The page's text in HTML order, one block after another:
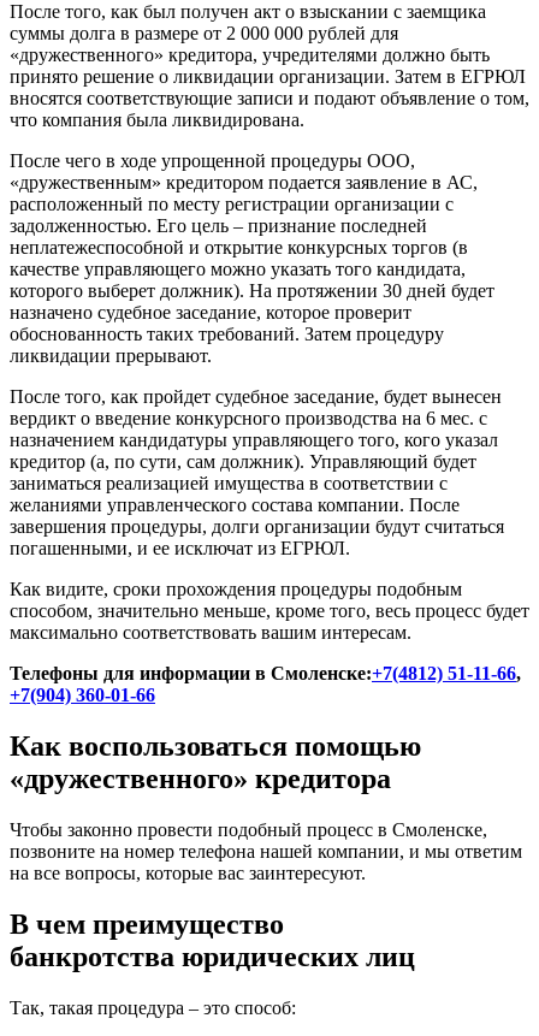
После того, как был получен акт о взыскании с заемщика
суммы долга в размере от 2 000 000 рублей для
«дружественного» кредитора, учредителями должно быть
принято решение о ликвидации организации. Затем в ЕГРЮЛ
вносятся соответствующие записи и подают объявление о том,
что компания была ликвидирована.
После чего в ходе упрощенной процедуры ООО,
«дружественным» кредитором подается заявление в АС,
расположенный по месту регистрации организации с
задолженностью. Его цель – признание последней
неплатежеспособной и открытие конкурсных торгов (в
качестве управляющего можно указать того кандидата,
которого выберет должник). На протяжении 30 дней будет
назначено судебное заседание, которое проверит
обоснованность таких требований. Затем процедуру
ликвидации прерывают.
После того, как пройдет судебное заседание, будет вынесен
вердикт о введение конкурсного производства на 6 мес. с
назначением кандидатуры управляющего того, кого указал
кредитор (а, по сути, сам должник). Управляющий будет
заниматься реализацией имущества в соответствии с
желаниями управленческого состава компании. После
завершения процедуры, долги организации будут считаться
погашенными, и ее исключат из ЕГРЮЛ.
Как видите, сроки прохождения процедуры подобным
способом, значительно меньше, кроме того, весь процесс будет
максимально соответствовать вашим интересам.
Телефоны для информации в Смоленске:+7(4812) 51-11-66,
+7(904) 360-01-66
Как воспользоваться помощью
«дружественного» кредитора
Чтобы законно провести подобный процесс в Смоленске,
позвоните на номер телефона нашей компании, и мы ответим
на все вопросы, которые вас заинтересуют.
В чем преимущество
банкротства юридических лиц
Так, такая процедура – это способ: